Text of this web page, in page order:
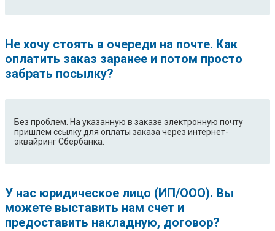
Не хочу стоять в очереди на почте. Как
оплатить заказ заранее и потом просто
забрать посылку?
Без проблем. На указанную в заказе электронную почту
пришлем ссылку для оплаты заказа через интернет-
эквайринг Сбербанка.
У нас юридическое лицо (ИП/ООО). Вы
можете выставить нам счет и
предоставить накладную, договор?